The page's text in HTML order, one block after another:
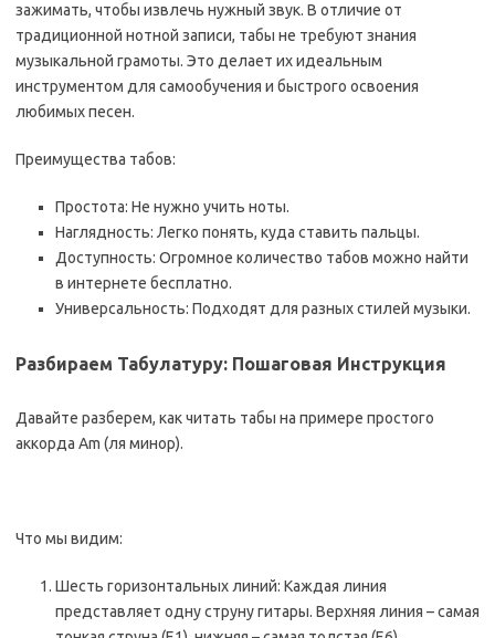
зажимать, чтобы извлечь нужный звук. В отличие от
традиционной нотной записи, табы не требуют знания
музыкальной грамоты. Это делает их идеальным
инструментом для самообучения и быстрого освоения
любимых песен.
Преимущества табов:
Простота: Не нужно учить ноты.
Наглядность: Легко понять, куда ставить пальцы.
Доступность: Огромное количество табов можно найти
в интернете бесплатно.
Универсальность: Подходят для разных стилей музыки.
Разбираем Табулатуру: Пошаговая Инструкция
Давайте разберем, как читать табы на примере простого
аккорда Am (ля минор).
Что мы видим:
Шесть горизонтальных линий: Каждая линия
представляет одну струну гитары. Верхняя линия – самая